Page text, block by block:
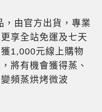
，由官方出貨，專業
享全站免運及七天
1,000元線上購物
將有機會獲得蒸、
頻蒸烘烤微波